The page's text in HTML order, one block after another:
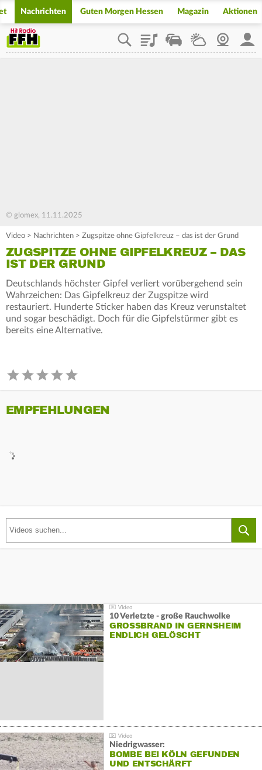
Nachrichten Guten Morgen Hessen Magazin Aktionen
PlaylistStaupilotWetterWebcam
© glomex, 11.11.2025
Video > Nachrichten > Zugspitze ohne Gipfelkreuz – das ist der Grund
ZUGSPITZE OHNE GIPFELKREUZ – DAS
IST DER GRUND
Deutschlands höchster Gipfel verliert vorübergehend sein
Wahrzeichen: Das Gipfelkreuz der Zugspitze wird
restauriert. Hunderte Sticker haben das Kreuz verunstaltet
und sogar beschädigt. Doch für die Gipfelstürmer gibt es
bereits eine Alternative.
EMPFEHLUNGEN
10 Verletzte - große Rauchwolke
GROSSBRAND IN GERNSHEIM E
NDLICH GELÖSCHT
Niedrigwasser:
BOMBE BEI KÖLN GEFUNDEN
UND ENTSCHÄRFT